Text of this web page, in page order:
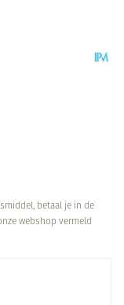
betaal je in de
webshop vermeld